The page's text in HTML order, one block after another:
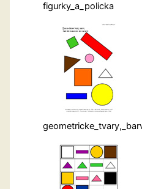
figurky_a_policka